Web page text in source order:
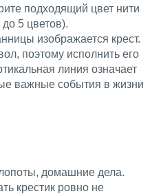
подходящий цвет нити
5 цветов).
изображается крест.
поэтому исполнить его
линия означает
важные события в жизни
домашние дела.
крестик ровно не